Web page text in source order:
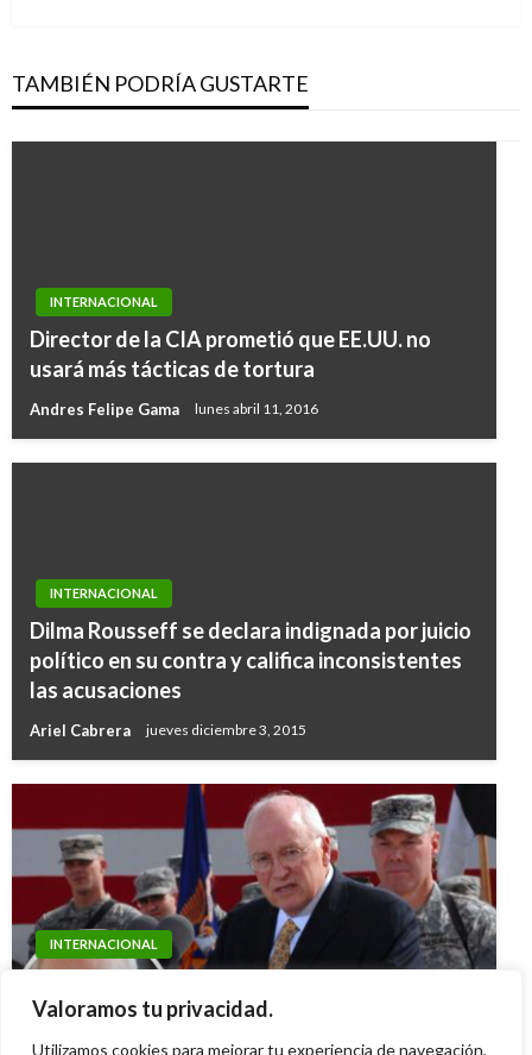
Valoramos tu privacidad.
Utilizamos cookies para mejorar tu experiencia de navegación,
TAMBIÉN PODRÍA GUSTARTE
INTERNACIONAL
Director de la CIA prometió que EE.UU. no
usará más tácticas de tortura
Andres Felipe Gama lunes abril 11, 2016
INTERNACIONAL
Dilma Rousseff se declara indignada por juicio
político en su contra y califica inconsistentes
las acusaciones
Ariel Cabrera jueves diciembre 3, 2015
INTERNACIONAL
guerra de Irak y la invasión a Panamá
martes noviembre 4, 2025
CIENCIA Y TECNOLOGÍA
Seguidores de WikiLeaks continuarán los